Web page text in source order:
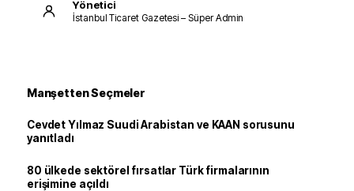
Yönetici
İstanbul Ticaret Gazetesi – Süper Admin
Manşetten Seçmeler
Cevdet Yılmaz Suudi Arabistan ve KAAN sorusunu
yanıtladı
80 ülkede sektörel fırsatlar Türk firmalarının
erişimine açıldı